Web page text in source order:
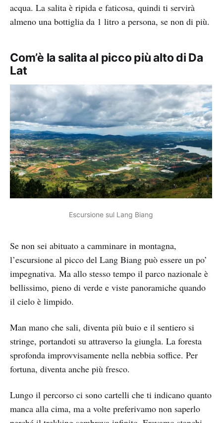
acqua. La salita è ripida e faticosa, quindi ti servirà
almeno una bottiglia da 1 litro a persona, se non di più.
Com’è la salita al picco più alto di Da
Lat
Escursione sul Lang Biang
Se non sei abituato a camminare in montagna,
l’escursione al picco del Lang Biang può essere un po’
impegnativa. Ma allo stesso tempo il parco nazionale è
bellissimo, pieno di verde e viste panoramiche quando
il cielo è limpido.
Man mano che sali, diventa più buio e il sentiero si
stringe, portandoti su attraverso la giungla. La foresta
sprofonda improvvisamente nella nebbia soffice. Per
fortuna, diventa anche più fresco.
Lungo il percorso ci sono cartelli che ti indicano quanto
manca alla cima, ma a volte preferivamo non saperlo